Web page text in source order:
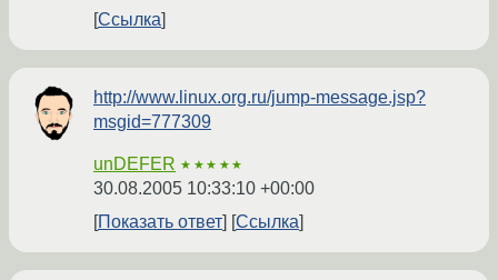
Ссылка
http://www.linux.org.ru/jump-message.jsp?
msgid=777309
unDEFER ★★★★★
30.08.2005 10:33:10 +00:00
Показать ответ
Ссылка